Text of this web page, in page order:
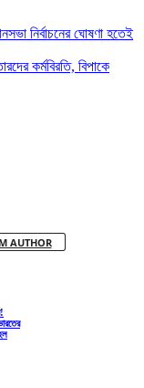
নির্বাচনের ঘোষণা হতেই
কর্মবিরতি, বিপাকে
AUTHOR